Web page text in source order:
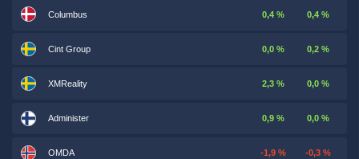
Columbus 0,4 % 0,4 %
Cint Group 0,0 % 0,2 %
XMReality 2,3 % 0,0 %
Administer 0,9 % 0,0 %
OMDA -1,9 % -0,3 %